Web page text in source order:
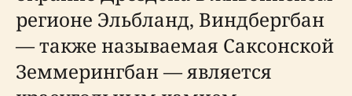
регионе Эльбланд, Виндбергбан
— также называемая Саксонской
Земмерингбан — является